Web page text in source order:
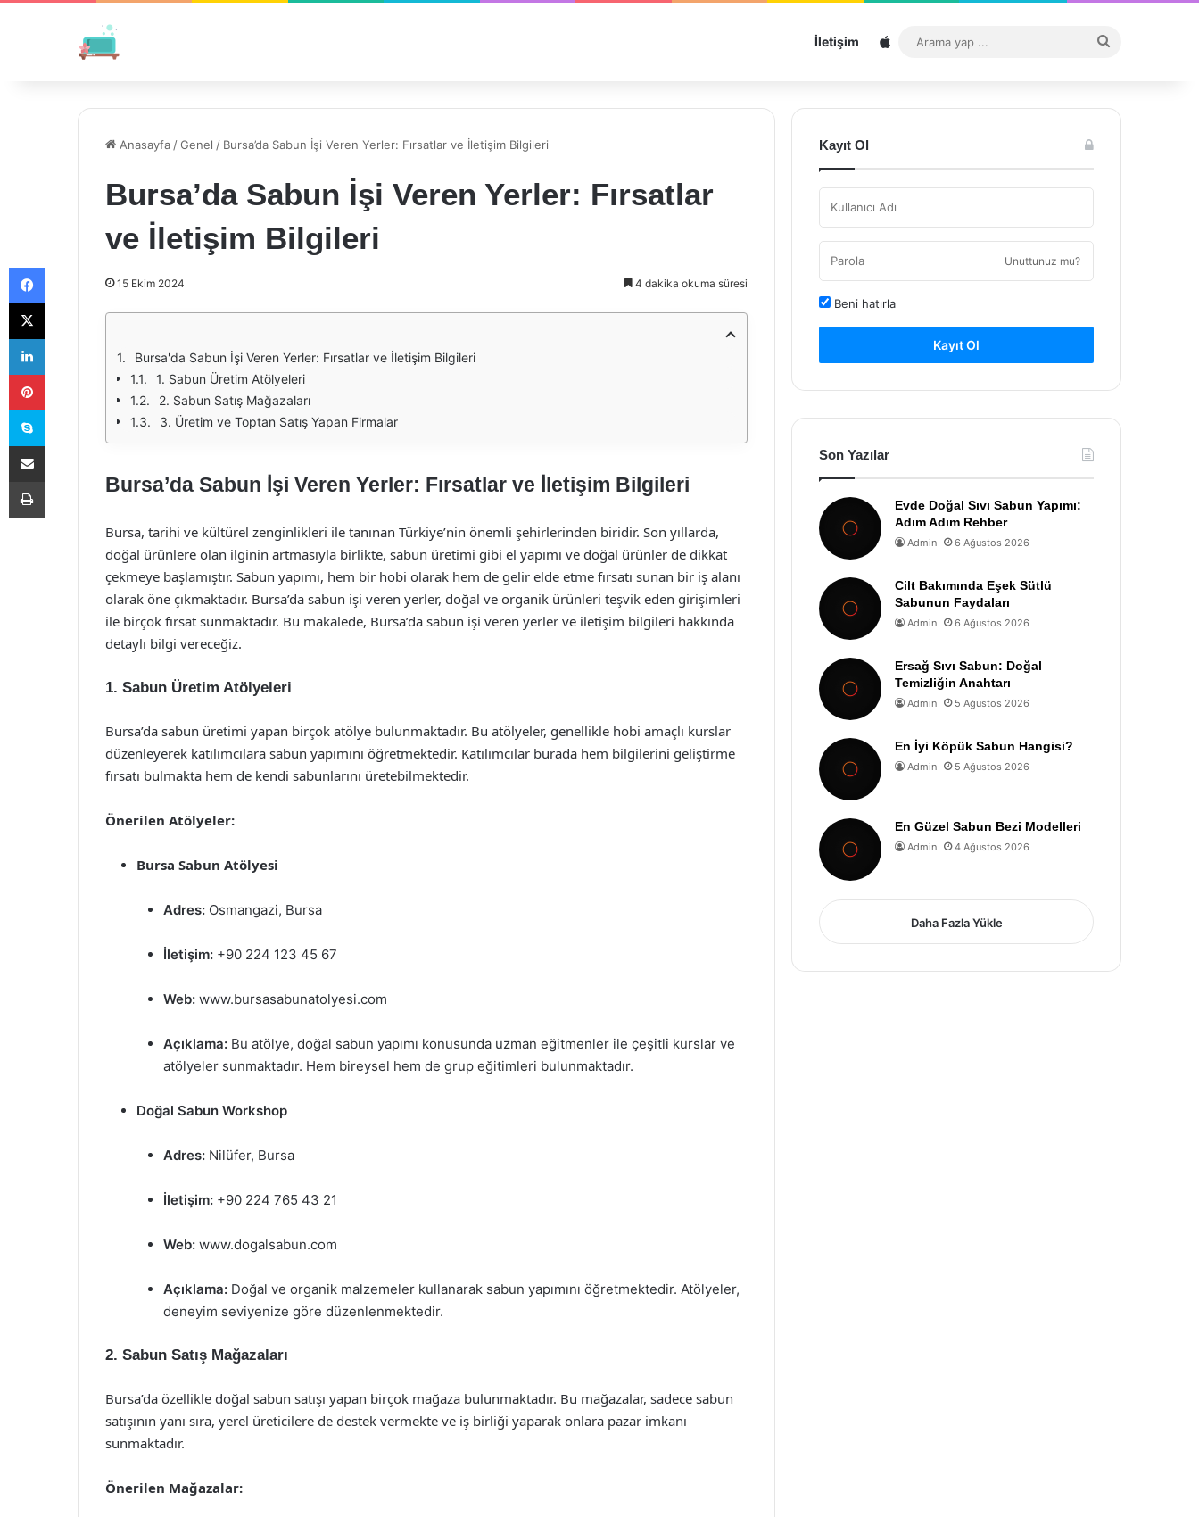
İletişim Sitemap
...
Anasayfa /Genel / Bursa’da Sabun İşi Veren Yerler: Fırsatlar ve İletişim Bilgileri
Bursa’da Sabun İşi Veren Yerler: Fırsatlar
ve İletişim Bilgileri
15 Ekim 2024 4 dakika okuma süresi
Bursa'da Sabun İşi Veren Yerler: Fırsatlar ve İletişim Bilgileri
1. Sabun Üretim Atölyeleri
2. Sabun Satış Mağazaları
3. Üretim ve Toptan Satış Yapan Firmalar
Bursa’da Sabun İşi Veren Yerler: Fırsatlar ve İletişim Bilgileri
Bursa, tarihi ve kültürel zenginlikleri ile tanınan Türkiye’nin önemli şehirlerinden biridir. Son yıllarda,
doğal ürünlere olan ilginin artmasıyla birlikte, sabun üretimi gibi el yapımı ve doğal ürünler de dikkat
çekmeye başlamıştır. Sabun yapımı, hem bir hobi olarak hem de gelir elde etme fırsatı sunan bir iş alanı
olarak öne çıkmaktadır. Bursa’da sabun işi veren yerler, doğal ve organik ürünleri teşvik eden girişimleri
ile birçok fırsat sunmaktadır. Bu makalede, Bursa’da sabun işi veren yerler ve iletişim bilgileri hakkında
detaylı bilgi vereceğiz.
1. Sabun Üretim Atölyeleri
Bursa’da sabun üretimi yapan birçok atölye bulunmaktadır. Bu atölyeler, genellikle hobi amaçlı kurslar
düzenleyerek katılımcılara sabun yapımını öğretmektedir. Katılımcılar burada hem bilgilerini geliştirme
fırsatı bulmakta hem de kendi sabunlarını üretebilmektedir.
Önerilen Atölyeler:
Bursa Sabun Atölyesi
Adres: Osmangazi, Bursa
İletişim: +90 224 123 45 67
Web: www.bursasabunatolyesi.com
Açıklama: Bu atölye, doğal sabun yapımı konusunda uzman eğitmenler ile çeşitli kurslar ve
atölyeler sunmaktadır. Hem bireysel hem de grup eğitimleri bulunmaktadır.
Doğal Sabun Workshop
Adres: Nilüfer, Bursa
İletişim: +90 224 765 43 21
Web: www.dogalsabun.com
Açıklama: Doğal ve organik malzemeler kullanarak sabun yapımını öğretmektedir. Atölyeler,
deneyim seviyenize göre düzenlenmektedir.
2. Sabun Satış Mağazaları
Bursa’da özellikle doğal sabun satışı yapan birçok mağaza bulunmaktadır. Bu mağazalar, sadece sabun
satışının yanı sıra, yerel üreticilere de destek vermekte ve iş birliği yaparak onlara pazar imkanı
sunmaktadır.
Önerilen Mağazalar:
Kayıt Ol
Unuttunuz mu?
Beni hatırla
Kayıt Ol
Son Yazılar
Evde Doğal Sıvı Sabun Yapımı:
Adım Adım Rehber
Admin 6 Ağustos 2026
Cilt Bakımında Eşek Sütlü
Sabunun Faydaları
Admin 6 Ağustos 2026
Ersağ Sıvı Sabun: Doğal
Temizliğin Anahtarı
Admin 5 Ağustos 2026
En İyi Köpük Sabun Hangisi?
Admin 5 Ağustos 2026
En Güzel Sabun Bezi Modelleri
Admin 4 Ağustos 2026
Daha Fazla Yükle
Facebook
X
LinkedIn
Pinterest
Skype
E-Posta ile paylaş